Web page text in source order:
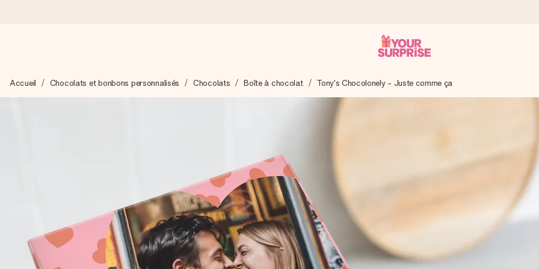
Nous préparons votre cadeau avec attention et l’envoyons en un éclair – pour que vous puissiez l’offrir au bon moment, quand
Nos cadeaux sont appréciés. Les clients nous attribuent une note de 4,9 sur Google Reviews (total de tous les pays où nous
Carte de vœux gratuite
Créez quelque chose d’unique en quelques étapes – avec son prénom, votre photo ou un message qui touche le cœur. Sans
Accueil Chocolats et bonbons personnalisés Chocolats Boîte à chocolat Tony's Chocolonely - Juste comme ça